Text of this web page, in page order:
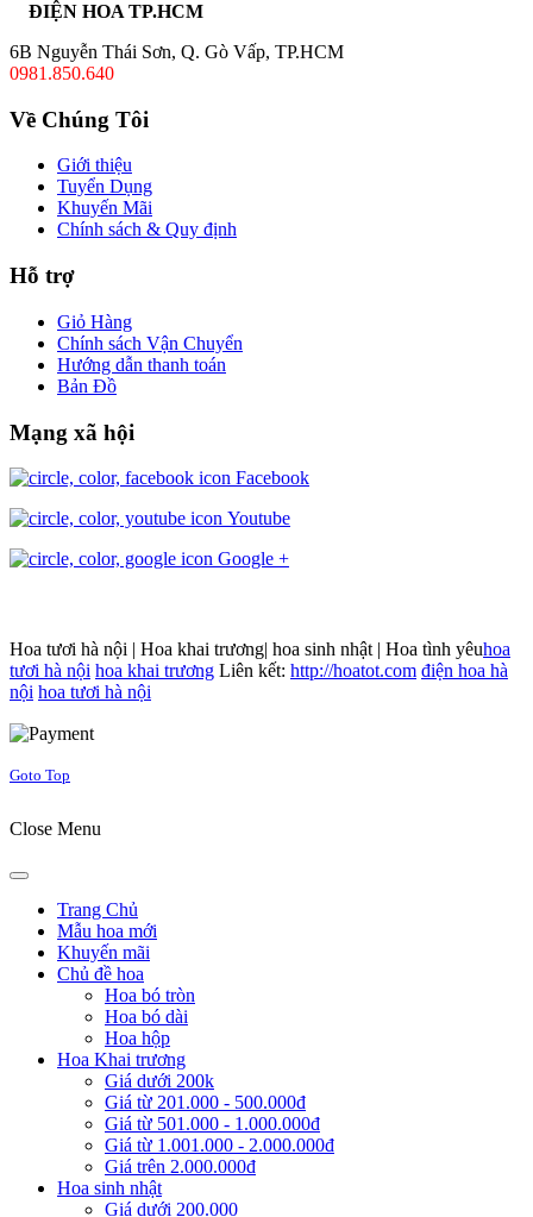
ĐIỆN HOA TP.HCM
6B Nguyễn Thái Sơn, Q. Gò Vấp, TP.HCM
0981.850.640
Về Chúng Tôi
Giới thiệu
Tuyển Dụng
Khuyến Mãi
Chính sách & Quy định
Hỗ trợ
Giỏ Hàng
Chính sách Vận Chuyển
Hướng dẫn thanh toán
Bản Đồ
Mạng xã hội
Facebook
Youtube
Google +
Hoa tươi hà nội | Hoa khai trương| hoa sinh nhật | Hoa tình yêuhoa
tươi hà nội hoa khai trương Liên kết: http://hoatot.com điện hoa hà
nội hoa tươi hà nội
Goto Top
Close Menu
Trang Chủ
Mẫu hoa mới
Khuyến mãi
Chủ đề hoa
Hoa bó tròn
Hoa bó dài
Hoa hộp
Hoa Khai trương
Giá dưới 200k
Giá từ 201.000 - 500.000đ
Giá từ 501.000 - 1.000.000đ
Giá từ 1.001.000 - 2.000.000đ
Giá trên 2.000.000đ
Hoa sinh nhật
Giá dưới 200.000